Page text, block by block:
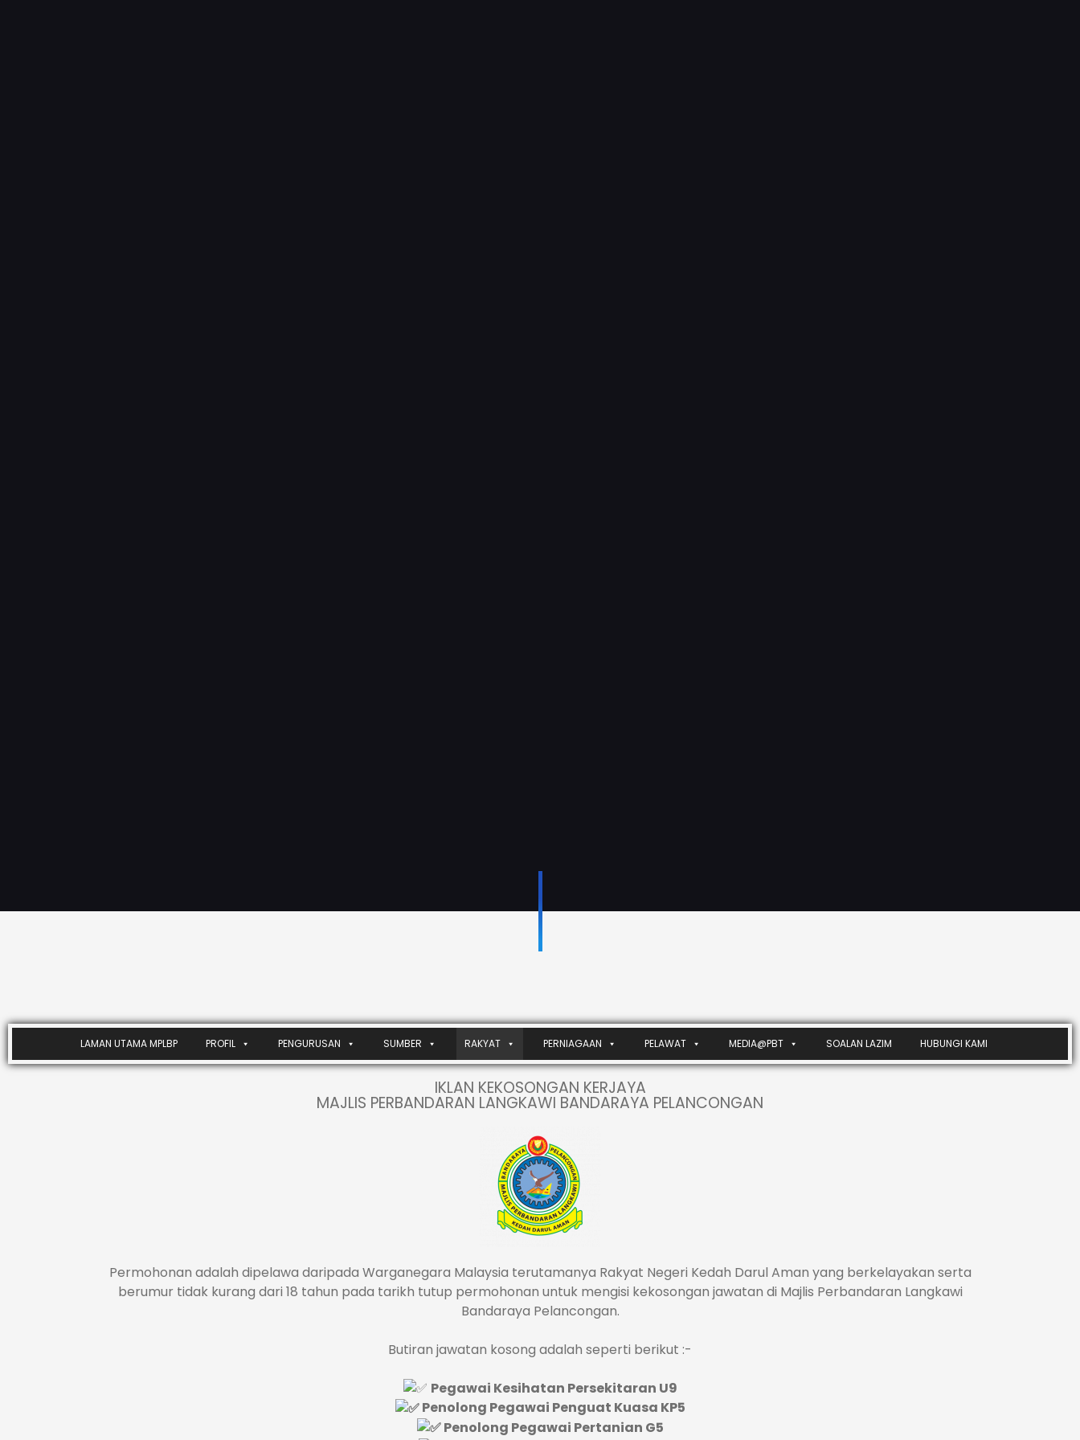
LAMAN UTAMA MPLBP PROFIL PENGURUSAN SUMBER RAKYAT PERNIAGAAN PELAWAT MEDIA@PBT SOALAN LAZIM HUBUNGI KAMI
IKLAN KEKOSONGAN KERJAYA
MAJLIS PERBANDARAN LANGKAWI BANDARAYA PELANCONGAN
Permohonan adalah dipelawa daripada Warganegara Malaysia terutamanya Rakyat Negeri Kedah Darul Aman yang berkelayakan serta
berumur tidak kurang dari 18 tahun pada tarikh tutup permohonan untuk mengisi kekosongan jawatan di Majlis Perbandaran Langkawi
Bandaraya Pelancongan.
Butiran jawatan kosong adalah seperti berikut :-
Pegawai Kesihatan Persekitaran U9
Penolong Pegawai Penguat Kuasa KP5
Penolong Pegawai Pertanian G5